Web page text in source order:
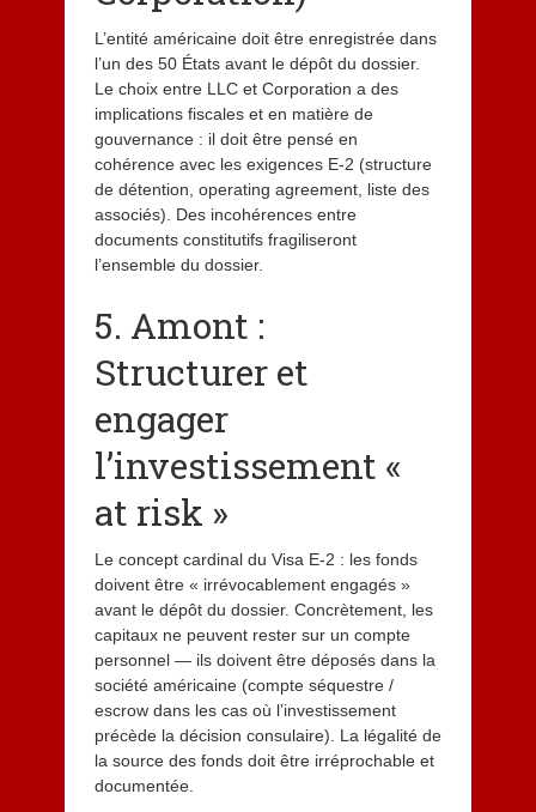
L’entité américaine doit être enregistrée dans
l’un des 50 États avant le dépôt du dossier.
Le choix entre LLC et Corporation a des
implications fiscales et en matière de
gouvernance : il doit être pensé en
cohérence avec les exigences E-2 (structure
de détention, operating agreement, liste des
associés). Des incohérences entre
documents constitutifs fragiliseront
l’ensemble du dossier.
5. Amont :
Structurer et
engager
l’investissement «
at risk »
Le concept cardinal du Visa E-2 : les fonds
doivent être « irrévocablement engagés »
avant le dépôt du dossier. Concrètement, les
capitaux ne peuvent rester sur un compte
personnel — ils doivent être déposés dans la
société américaine (compte séquestre /
escrow dans les cas où l’investissement
précède la décision consulaire). La légalité de
la source des fonds doit être irréprochable et
documentée.